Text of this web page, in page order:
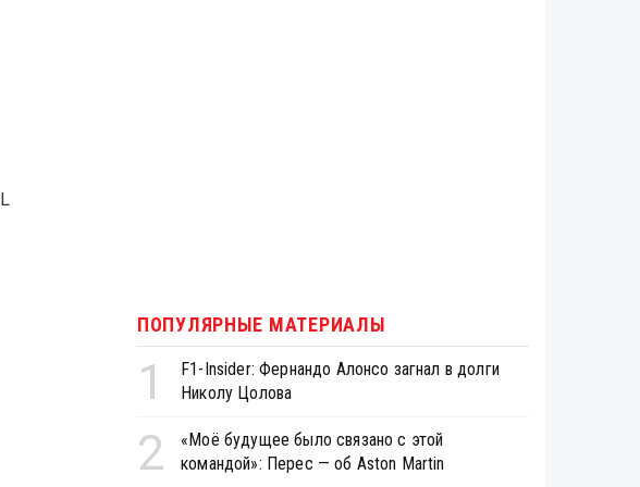
ПОПУЛЯРНЫЕ МАТЕРИАЛЫ
1
F1-Insider: Фернандо Алонсо загнал в долги
Николу Цолова
2
«Моё будущее было связано с этой
командой»: Перес — об Aston Martin